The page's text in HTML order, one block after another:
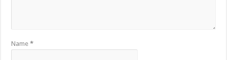
Name*